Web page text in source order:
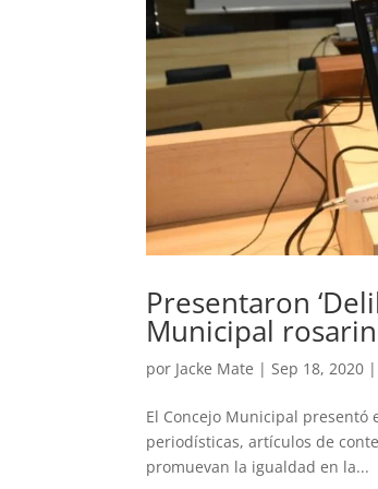
Presentaron
Municipal
por Jacke Mate | Sep 18, 2020 |
El Concejo Municipal presentó
periodísticas, artículos de
promuevan la igualdad en la...